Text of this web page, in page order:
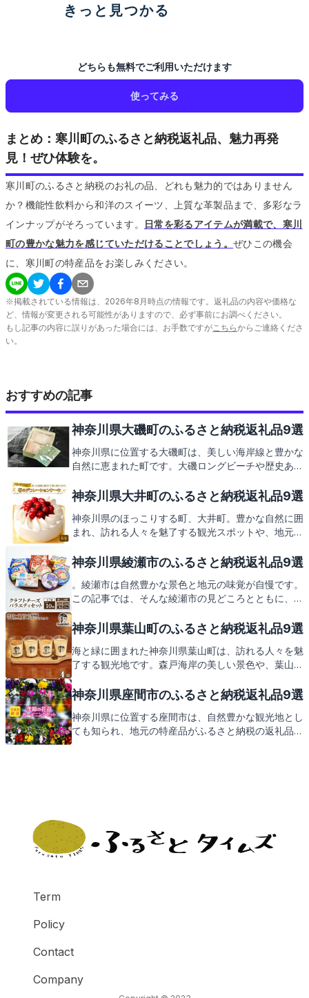
きっと見つかる
どちらも無料でご利用いただけます
使ってみる
まとめ：寒川町のふるさと納税返礼品、魅力再発
見！ぜひ体験を。
寒川町のふるさと納税のお礼の品、どれも魅力的ではありません
か？機能性飲料から和洋のスイーツ、上質な革製品まで、多彩なラ
インナップがそろっています。
日常を彩るアイテムが満載で、寒川
町の豊かな魅力を感じていただけることでしょう。ぜひこの機会
に、寒川町の特産品をお楽しみください。
※掲載されている情報は、 2026年8 月時点の情報です。返礼品の内容や価格な
ど、情報が変更される可能性がありますので、必ず事前にお調べください。
もし記事の内容に誤りがあった場合には、お手数ですがこちらからご連絡くださ
い。
おすすめの記事
神奈川県大磯町のふるさと納税返礼品9選
神奈川県に位置する大磯町は、美しい海岸線と豊かな
自然に恵まれた町です。大磯ロングビーチや歴史ある
載。地元で愛される特産品を使ったグルメも大磯町の
ができるふるさと納税の返礼品にもご期待ください。
神奈川県大井町のふるさと納税返礼品9選
神奈川県のほっこりする町、大井町。豊かな自然に囲
まれ、訪れる人々を魅了する観光スポットや、地元な
は、そんな魅力をギュッと詰め込んだ返礼品をご用
神奈川県綾瀬市のふるさと納税返礼品9選
。綾瀬市は自然豊かな景色と地元の味覚が自慢です。
この記事では、そんな綾瀬市の見どころとともに、ふ
す。地元ならではの特産品をお楽しみに。
神奈川県葉山町のふるさと納税返礼品9選
海と緑に囲まれた神奈川県葉山町は、訪れる人々を魅
了する観光地です。森戸海岸の美しい景色や、葉山牛
す。この素敵な葉山町が提供するふるさと納税の返礼
ご紹介してまいりますので、どうぞお楽しみに。
神奈川県座間市のふるさと納税返礼品9選
神奈川県に位置する座間市は、自然豊かな観光地とし
ても知られ、地元の特産品がふるさと納税の返礼品と
Term
Policy
Contact
Company